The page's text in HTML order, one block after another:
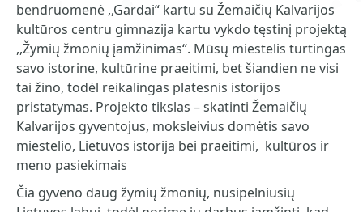
bendruomenė ,,Gardai“ kartu su Žemaičių Kalvarijos
kultūros centru gimnazija kartu vykdo tęstinį projektą
,,Žymių žmonių įamžinimas“. Mūsų miestelis turtingas
savo istorine, kultūrine praeitimi, bet šiandien ne visi
tai žino, todėl reikalingas platesnis istorijos
pristatymas. Projekto tikslas – skatinti Žemaičių
Kalvarijos gyventojus, moksleivius domėtis savo
miestelio, Lietuvos istorija bei praeitimi, kultūros ir
meno pasiekimais
Čia gyveno daug žymių žmonių, nusipelniusių